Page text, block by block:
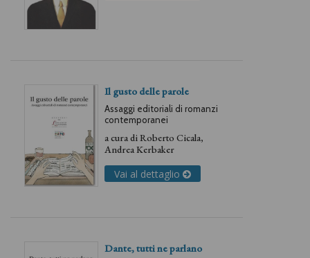
Il gusto delle parole
Assaggi editoriali di romanzi
contemporanei
a cura diRoberto Cicala,
Andrea Kerbaker
Vai al dettaglio
Dante, tutti ne parlano